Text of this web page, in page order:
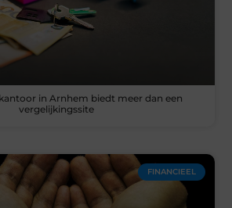
in Arnhem biedt meer dan een
vergelijkingssite
FINANCIEEL